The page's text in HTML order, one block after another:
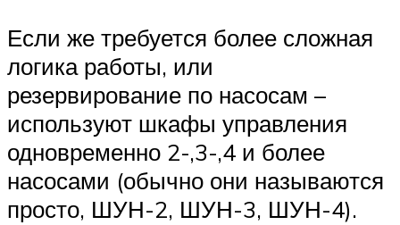
Если же требуется более сложная
логика работы, или
резервирование по насосам –
используют шкафы управления
одновременно 2-,3-,4 и более
насосами (обычно они называются
просто, ШУН-2, ШУН-3, ШУН-4).